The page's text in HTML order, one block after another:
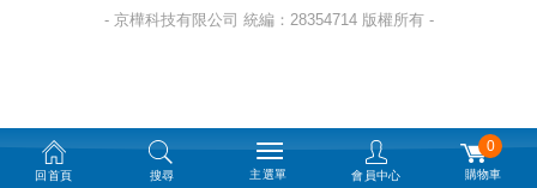
- 京樺科技有限公司 統編：28354714 版權所有 -
回首頁 搜尋 主選單 會員中心
0
購物車